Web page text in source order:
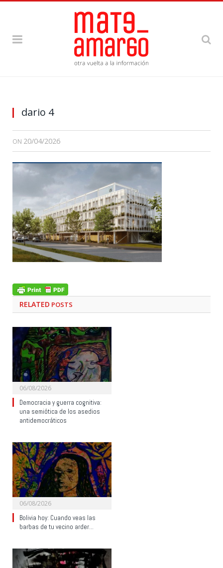
dario 4
ON 20/04/2026
RELATED POSTS
06/08/2026
Democracia y guerra cognitiva:
una semiótica de los asedios
antidemocráticos
06/08/2026
Bolivia hoy: Cuando veas las
barbas de tu vecino arder…